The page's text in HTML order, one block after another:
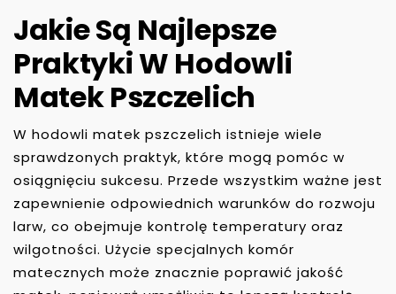
Jakie Są Najlepsze
Praktyki W Hodowli
Matek Pszczelich
W hodowli matek pszczelich istnieje wiele
sprawdzonych praktyk, które mogą pomóc w
osiągnięciu sukcesu. Przede wszystkim ważne jest
zapewnienie odpowiednich warunków do rozwoju
larw, co obejmuje kontrolę temperatury oraz
wilgotności. Użycie specjalnych komór
matecznych może znacznie poprawić jakość